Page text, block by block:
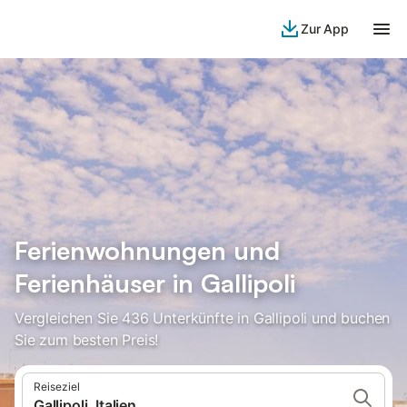
Zur App
Ferienwohnungen und
Ferienhäuser in Gallipoli
Vergleichen Sie 436 Unterkünfte in Gallipoli und buchen
Sie zum besten Preis!
Reiseziel